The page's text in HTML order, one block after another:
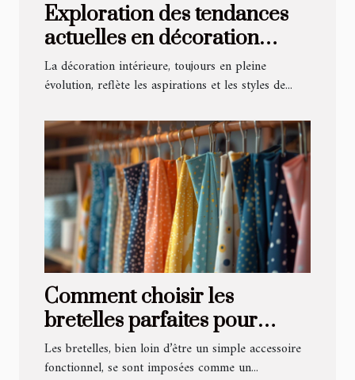
Exploration des tendances
actuelles en décoration
intérieure
La décoration intérieure, toujours en pleine
évolution, reflète les aspirations et les styles de...
Comment choisir les
bretelles parfaites pour
chaque occasion
Les bretelles, bien loin d’être un simple accessoire
fonctionnel, se sont imposées comme un...